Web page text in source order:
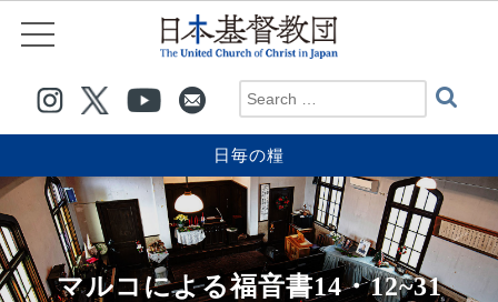
日毎の糧
マルコによる福音書14・12~31